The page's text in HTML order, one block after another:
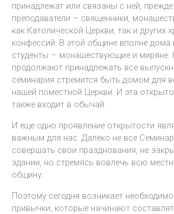
принадлежат или связаны с ней, прежде
преподаватели – священники,
как Католической Церкви, так и других
конфессий. В этой общине вполне дома
студенты – монашествующие и миряне.
продолжают принадлежать все
семинария стремится быть домом для
нашей поместной Церкви. И эта
также входит в обычай.
И еще одно проявление открытости
важным для нас. Далеко не все
совершать свои празднования, не
здании, но стремясь вовлечь всю
общину.
Поэтому сегодня возникает
привычки, которые начинают